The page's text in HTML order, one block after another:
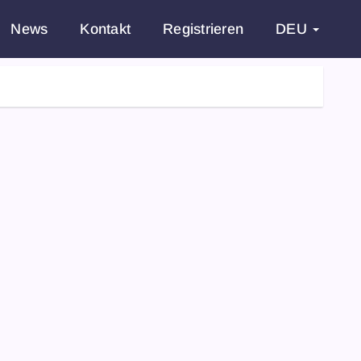
News Kontakt Registrieren DEU